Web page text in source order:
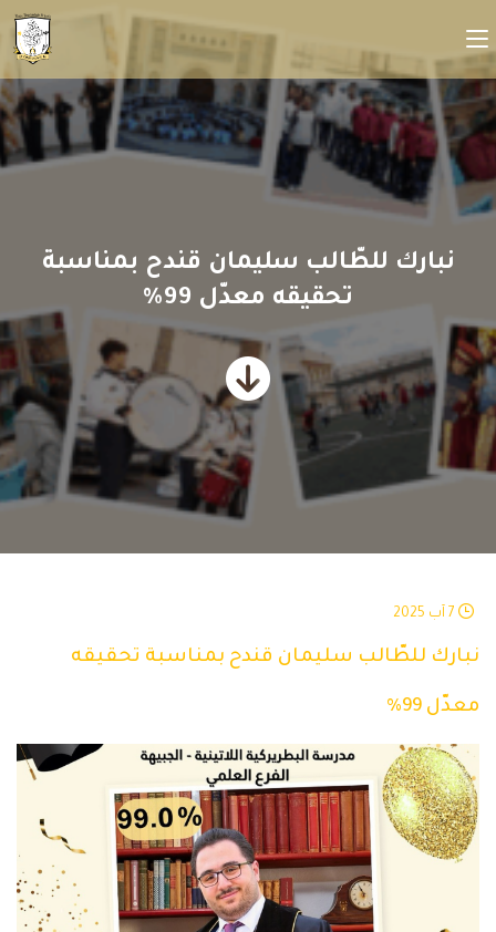
نبارك للطّالب سليمان قندح بمناسبة
تحقيقه معدّل 99%
نبارك للطّالب سليمان قندح بمناسبة تحقيقه
معدّل 99%